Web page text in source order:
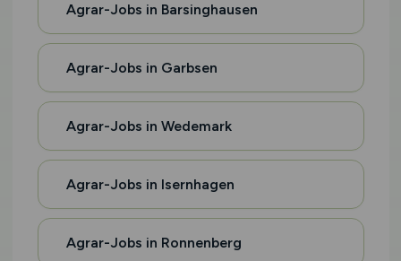
Agrar-Jobs in Barsinghausen
Agrar-Jobs in Garbsen
Agrar-Jobs in Wedemark
Agrar-Jobs in Isernhagen
Agrar-Jobs in Ronnenberg